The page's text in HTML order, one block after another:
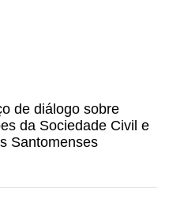
de diálogo sobre
da Sociedade Civil e
Santomenses